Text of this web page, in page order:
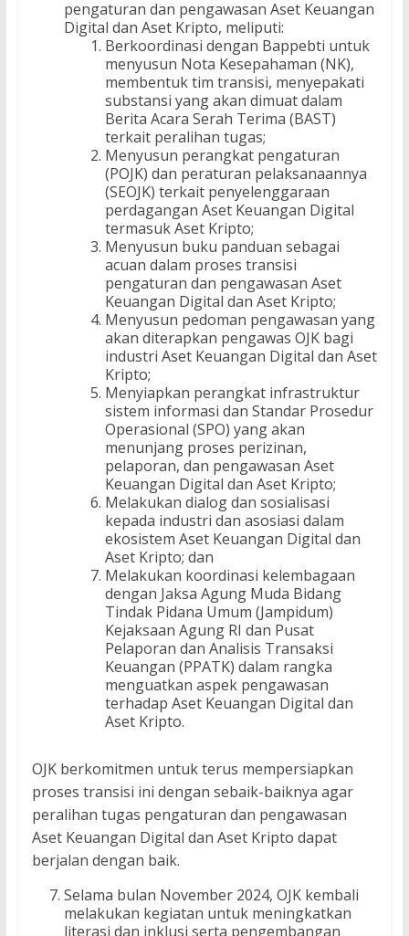
pengaturan dan pengawasan Aset Keuangan
Digital dan Aset Kripto, meliputi:
Berkoordinasi dengan Bappebti untuk
menyusun Nota Kesepahaman (NK),
membentuk tim transisi, menyepakati
substansi yang akan dimuat dalam
Berita Acara Serah Terima (BAST)
terkait peralihan tugas;
Menyusun perangkat pengaturan
(POJK) dan peraturan pelaksanaannya
(SEOJK) terkait penyelenggaraan
perdagangan Aset Keuangan Digital
termasuk Aset Kripto;
Menyusun buku panduan sebagai
acuan dalam proses transisi
pengaturan dan pengawasan Aset
Keuangan Digital dan Aset Kripto;
Menyusun pedoman pengawasan yang
akan diterapkan pengawas OJK bagi
industri Aset Keuangan Digital dan Aset
Kripto;
Menyiapkan perangkat infrastruktur
sistem informasi dan Standar Prosedur
Operasional (SPO) yang akan
menunjang proses perizinan,
pelaporan, dan pengawasan Aset
Keuangan Digital dan Aset Kripto;
Melakukan dialog dan sosialisasi
kepada industri dan asosiasi dalam
ekosistem Aset Keuangan Digital dan
Aset Kripto; dan
Melakukan koordinasi kelembagaan
dengan Jaksa Agung Muda Bidang
Tindak Pidana Umum (Jampidum)
Kejaksaan Agung RI dan Pusat
Pelaporan dan Analisis Transaksi
Keuangan (PPATK) dalam rangka
menguatkan aspek pengawasan
terhadap Aset Keuangan Digital dan
Aset Kripto.
OJK berkomitmen untuk terus mempersiapkan
proses transisi ini dengan sebaik-baiknya agar
peralihan tugas pengaturan dan pengawasan
Aset Keuangan Digital dan Aset Kripto dapat
berjalan dengan baik.
Selama bulan November 2024, OJK kembali
melakukan kegiatan untuk meningkatkan
literasi dan inklusi serta pengembangan